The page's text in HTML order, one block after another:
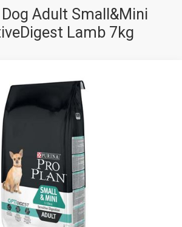
Adult Small&Mini
Lamb 7kg